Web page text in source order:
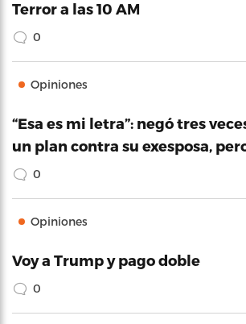
Terror a las 10 AM
0
Opiniones
“Esa es mi letra”: negó tres
un plan contra su exesposa,
0
Opiniones
Voy a Trump y pago doble
0